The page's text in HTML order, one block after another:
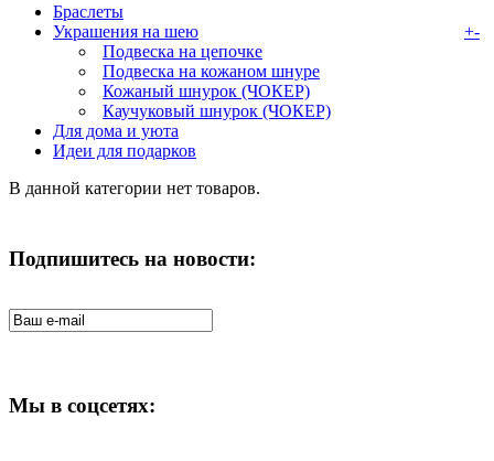
Браслеты
Украшения на шею
+-
Подвеска на цепочке
Подвеска на кожаном шнуре
Кожаный шнурок (ЧОКЕР)
Каучуковый шнурок (ЧОКЕР)
Для дома и уюта
Идеи для подарков
В данной категории нет товаров.
Подпишитесь на новости:
Мы в соцсетях: